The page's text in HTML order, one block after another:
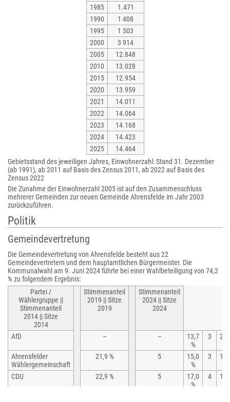
1985
1.471
1990
1 408
1995
1 503
2000
3 914
2005
12.848
2010
13.028
2015
12.954
2020
13.959
2021
14.011
2022
14.064
2023
14.168
2024
14.423
2025
14.464
Gebietsstand des jeweiligen Jahres, Einwohnerzahl: Stand 31. Dezember
(ab 1991), ab 2011 auf Basis des Zensus 2011, ab 2022 auf Basis des
Zensus 2022
Die Zunahme der Einwohnerzahl 2005 ist auf den Zusammenschluss
mehrerer Gemeinden zur neuen Gemeinde Ahrensfelde im Jahr 2003
zurückzuführen.
Politik
Gemeindevertretung
Die Gemeindevertretung von Ahrensfelde besteht aus 22
Gemeindevertretern und dem hauptamtlichen Bürgermeister. Die
Kommunalwahl am 9. Juni 2024 führte bei einer Wahlbeteiligung von 74,2
% zu folgendem Ergebnis:
Partei /
Wählergruppe ||
Stimmenanteil
2014 || Sitze
2014
Stimmenanteil
2019 || Sitze
2019
Stimmenanteil
2024 || Sitze
2024
AfD – –
13,7
%
3
Ahrensfelder
Wählergemeinschaft
21,9 % 5
15,0
%
3
CDU
22,9 % 5
17,0
%
4